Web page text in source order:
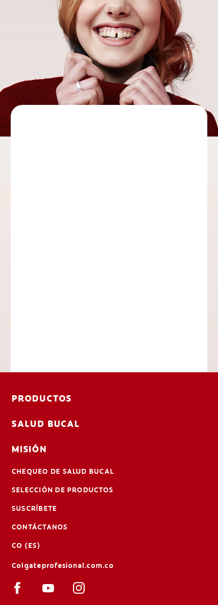
PRODUCTOS
SALUD BUCAL
MISIÓN
CHEQUEO DE SALUD BUCAL
SELECCIÓN DE PRODUCTOS
SUSCRÍBETE
CONTÁCTANOS
CO (ES)
Colgateprofesional.com.co